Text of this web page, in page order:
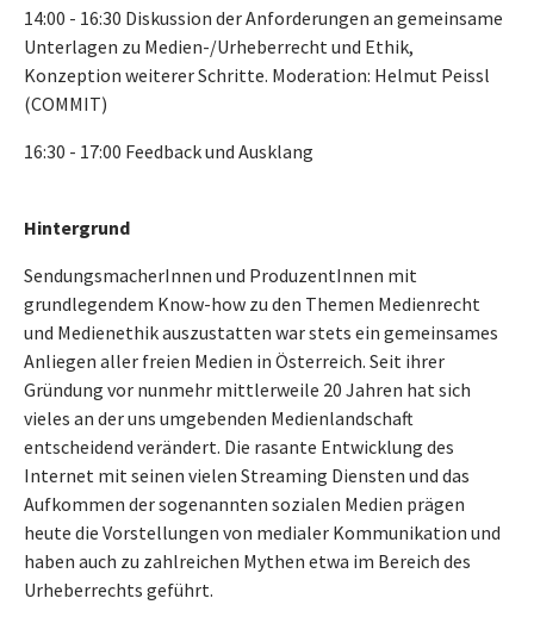
14:00 - 16:30 Diskussion der Anforderungen an gemeinsame
Unterlagen zu Medien-/Urheberrecht und Ethik,
Konzeption weiterer Schritte. Moderation: Helmut Peissl
(COMMIT)
16:30 - 17:00 Feedback und Ausklang
Hintergrund
SendungsmacherInnen und ProduzentInnen mit
grundlegendem Know-how zu den Themen Medienrecht
und Medienethik auszustatten war stets ein gemeinsames
Anliegen aller freien Medien in Österreich. Seit ihrer
Gründung vor nunmehr mittlerweile 20 Jahren hat sich
vieles an der uns umgebenden Medienlandschaft
entscheidend verändert. Die rasante Entwicklung des
Internet mit seinen vielen Streaming Diensten und das
Aufkommen der sogenannten sozialen Medien prägen
heute die Vorstellungen von medialer Kommunikation und
haben auch zu zahlreichen Mythen etwa im Bereich des
Urheberrechts geführt.